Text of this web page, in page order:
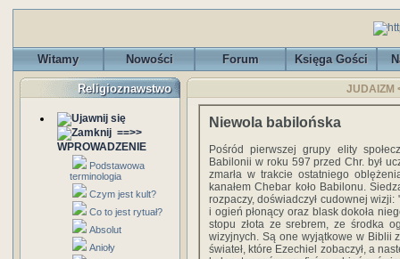
Witamy Nowości Forum Księga Gości
Religioznawstwo
==>>
WPROWADZENIE
Podstawowa
terminologia
Czym jest kult?
Co to jest rytuał?
Absolut
Anioły
JUDAIZM
Niewola babilońska
Pośród pierwszej grupy elity
Babilonii w roku 597 przed Chr. był
zmarła w trakcie ostatniego
kanałem Chebar koło Babilonu.
rozpaczy, doświadczył cudownej wizji:
i ogień płonący oraz blask dokoła
stopu złota ze srebrem, ze środka
wizyjnych. Są one wyjątkowe w Biblii
świateł, które Ezechiel zobaczył, a